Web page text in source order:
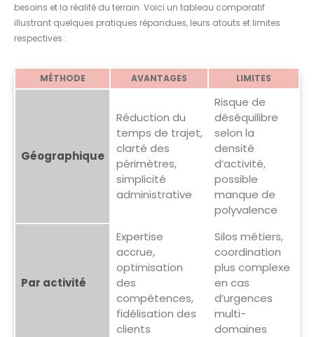
besoins et la réalité du terrain. Voici un tableau comparatif
illustrant quelques pratiques répandues, leurs atouts et limites
respectives :
MÉTHODE AVANTAGES LIMITES
Géographique
Réduction du
temps de trajet,
clarté des
périmètres,
simplicité
administrative
Risque de
déséquilibre
selon la
densité
d’activité,
possible
manque de
polyvalence
Par activité
Expertise
accrue,
optimisation
des
compétences,
fidélisation des
clients
Silos métiers,
coordination
plus complexe
en cas
d’urgences
multi-
domaines